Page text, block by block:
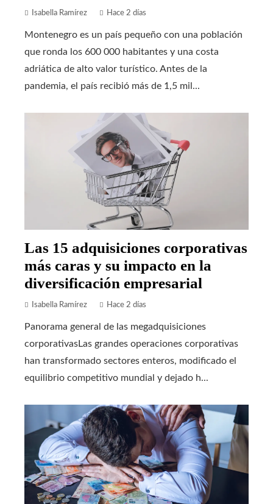
Isabella Ramírez Hace 2 días
Montenegro es un país pequeño con una población
que ronda los 600 000 habitantes y una costa
adriática de alto valor turístico. Antes de la
pandemia, el país recibió más de 1,5 mil...
Las 15 adquisiciones corporativas
más caras y su impacto en la
diversificación empresarial
Isabella Ramírez Hace 2 días
Panorama general de las megadquisiciones
corporativasLas grandes operaciones corporativas
han transformado sectores enteros, modificado el
equilibrio competitivo mundial y dejado h...